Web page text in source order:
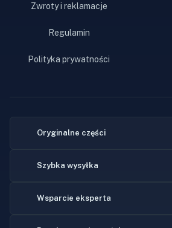
Zwroty i reklamacje
Regulamin
Polityka prywatności
Oryginalne części
Szybka wysyłka
Wsparcie eksperta